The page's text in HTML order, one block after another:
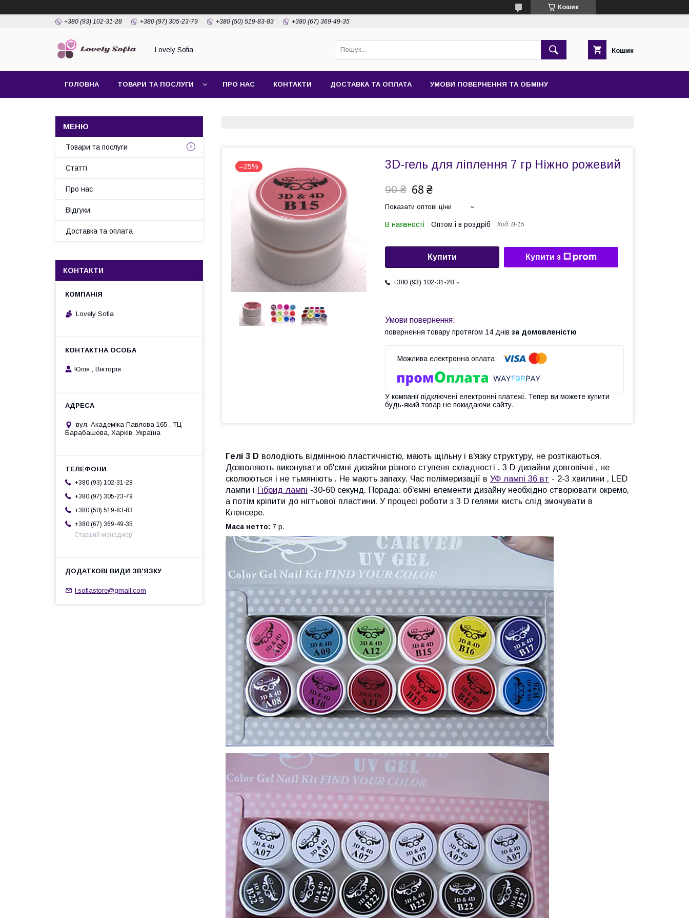
Кошик
+380 (93) 102-31-28 +380 (97) 305-23-79 +380 (50) 519-83-83 +380 (67) 369-49-35
Lovely Sofia Кошик
ГОЛОВНА ТОВАРИ ТА ПОСЛУГИ ПРО НАС КОНТАКТИ ДОСТАВКА ТА ОПЛАТА УМОВИ ПОВЕРНЕННЯ ТА ОБМІНУ
–25% 3D-гель для ліплення 7 гр Ніжно рожевий
90 ₴ 68 ₴
Показати оптові ціни
В наявності Оптом і в роздріб Код: В-15
Купити Купити з
+380 (93) 102-31-28
повернення товару протягом 14 днів за домовленістю
У компанії підключені електронні платежі. Тепер ви можете купити
будь-який товар не покидаючи сайту.
Гелі 3 D володіють відмінною пластичністю, мають щільну і в'язку структуру, не розтікаються.
Дозволяють виконувати об'ємні дизайни різного ступеня складності . 3 D дизайни довговічні , не
сколюються і не тьмяніють . Не мають запаху. Час полімеризації в УФ лампі 36 вт - 2-3 хвилини , LED
лампи і Гібрид лампі -30-60 секунд. Порада: об'ємні елементи дизайну необхідно створювати окремо,
а потім кріпити до нігтьової пластини. У процесі роботи з 3 D гелями кисть слід змочувати в
Кленсере.
Маса нетто: 7 р.
Товари та послуги
Статті
Про нас
Відгуки
Доставка та оплата
КОНТАКТИ
Lovely Sofia
Юлія , Вікторія
вул. Академіка Павлова 165 , ТЦ
Барабашова, Харків, Україна
+380 (93) 102-31-28
+380 (97) 305-23-79
+380 (50) 519-83-83
+380 (67) 369-49-35
Старший менеджер
l.sofiastore@gmail.com